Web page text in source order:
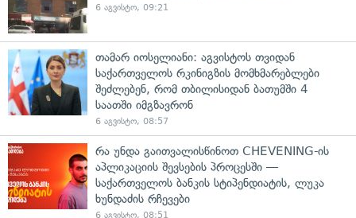
6 აგვისტო, 09:21
თამარ იოსელიანი: აგვისტოს თვიდან
საქართველოს რკინიგზის მომხმარებლები
შეძლებენ, რომ თბილისიდან ბათუმში 4
საათში იმგზავრონ
6 აგვისტო, 08:57
რა უნდა გაითვალისწინოთ CHEVENING-ის
აპლიკაციის შევსების პროცესში —
საქართველოს ბანკის სტიპენდიატის, ლუკა
ხუნდაძის რჩევები
6 აგვისტო, 08:51